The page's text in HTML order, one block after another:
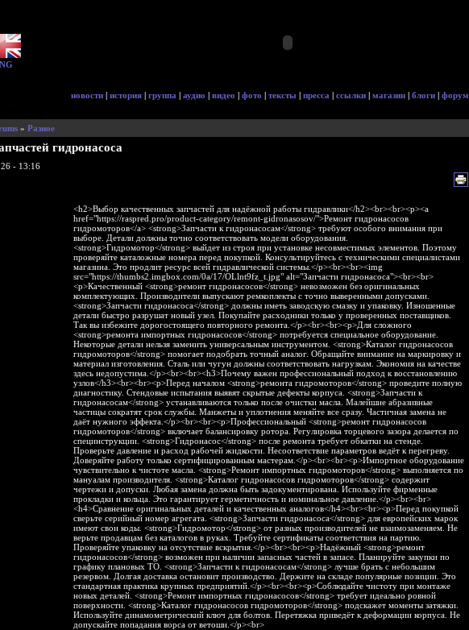
новости | история | группа | аудио | видео | фото | тексты | пресса | ссылки | магазин | блоги | форум
» Разное
гидронасоса
- 13:16
<h2>Выбор качественных запчастей для надёжной работы гидравлики</h2><br><br><p><a
href="https://raspred.pro/product-category/remont-gidronasosov/">Ремонт гидронасосов
гидромоторов</a> <strong>Запчасти к гидронасосам</strong> требуют особого внимания при
выборе. Детали должны точно соответствовать модели оборудования.
<strong>Гидромотор</strong> выйдет из строя при установке несовместимых элементов. Поэтому
проверяйте каталожные номера перед покупкой. Консультируйтесь с техническими специалистами
магазина. Это продлит ресурс всей гидравлической системы.</p><br><br><img
src="https://thumbs2.imgbox.com/0a/17/OLlnt9fz_t.jpg" alt="Запчасти гидронасоса"><br><br>
<p>Качественный <strong>ремонт гидронасосов</strong> невозможен без оригинальных
комплектующих. Производители выпускают ремкоплекты с точно выверенными допусками.
<strong>Запчасти гидронасоса</strong> должны иметь заводскую смазку и упаковку. Изношенные
детали быстро разрушат новый узел. Покупайте расходники только у проверенных поставщиков.
Так вы избежите дорогостоящего повторного ремонта.</p><br><br><p>Для сложного
<strong>ремонта импортных гидронасосов</strong> потребуется специальное оборудование.
Некоторые детали нельзя заменить универсальным инструментом. <strong>Каталог гидронасосов
гидромоторов</strong> помогает подобрать точный аналог. Обращайте внимание на маркировку и
материал изготовления. Сталь или чугун должны соответствовать нагрузкам. Экономия на качестве
здесь недопустима.</p><br><br><h3>Почему важен профессиональный подход к восстановлению
узлов</h3><br><br><p>Перед началом <strong>ремонта гидромоторов</strong> проведите полную
диагностику. Стендовые испытания выявят скрытые дефекты корпуса. <strong>Запчасти к
гидронасосам</strong> устанавливаются только после очистки масла. Малейшие абразивные
частицы сократят срок службы. Манжеты и уплотнения меняйте все сразу. Частичная замена не
даёт нужного эффекта.</p><br><br><p>Профессиональный <strong>ремонт гидронасосов
гидромоторов</strong> включает балансировку ротора. Регулировка торцевого зазора делается по
специнструкции. <strong>Гидронасос</strong> после ремонта требует обкатки на стенде.
Проверьте давление и расход рабочей жидкости. Несоответствие параметров ведёт к перегреву.
Доверяйте работу только сертифицированным мастерам.</p><br><br><p>Импортное оборудование
чувствительно к чистоте масла. <strong>Ремонт импортных гидромоторов</strong> выполняется по
мануалам производителя. <strong>Каталог гидронасосов гидромоторов</strong> содержит
чертежи и допуски. Любая замена должна быть задокументирована. Используйте фирменные
прокладки и кольца. Это гарантирует герметичность и номинальное давление.</p><br><br>
<h4>Сравнение оригинальных деталей и качественных аналогов</h4><br><br><p>Перед покупкой
сверьте серийный номер агрегата. <strong>Запчасти гидронасоса</strong> для европейских марок
имеют свои коды. <strong>Гидромотор</strong> от разных производителей не взаимозаменяем. Не
верьте продавцам без каталогов в руках. Требуйте сертификаты соответствия на партию.
Проверяйте упаковку на отсутствие вскрытия.</p><br><br><p>Надёжный <strong>ремонт
гидронасосов</strong> возможен при наличии запасных частей в запасе. Планируйте закупки по
графику плановых ТО. <strong>Запчасти к гидронасосам</strong> лучше брать с небольшим
резервом. Долгая доставка остановит производство. Держите на складе популярные позиции. Это
стандартная практика крупных предприятий.</p><br><br><p>Соблюдайте чистоту при монтаже
новых деталей. <strong>Ремонт импортных гидронасосов</strong> требует идеально ровной
поверхности. <strong>Каталог гидронасосов гидромоторов</strong> подскажет моменты затяжки.
Используйте динамометрический ключ для болтов. Перетяжка приведёт к деформации корпуса. Не
допускайте попадания ворса от ветоши.</p><br>